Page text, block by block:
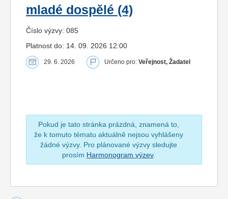
mladé dospělé (4)
Číslo výzvy: 085
Platnost do: 14. 09. 2026 12:00
29. 6. 2026 Určeno pro: Veřejnost, Žadatel
Pokud je tato stránka prázdná, znamená to,
že k tomuto tématu aktuálně nejsou vyhlášeny
žádné výzvy. Pro plánované výzvy sledujte
prosím Harmonogram výzev.